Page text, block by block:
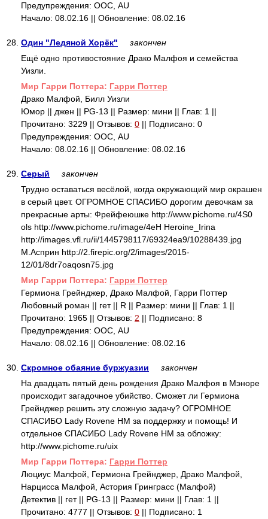
Предупреждения: ООС, AU
Начало: 08.02.16 || Обновление: 08.02.16
28. Один "Ледяной Хорёк"
закончен
Ещё одно противостояние Драко Малфоя и семейства
Уизли.
Mир Гарри Поттера: Гарри Поттер
Драко Малфой, Билл Уизли
Юмор || джен || PG-13 || Размер: мини || Глав: 1 ||
Прочитано: 3229 || Отзывов: 0 || Подписано: 0
Предупреждения: ООС, AU
Начало: 08.02.16 || Обновление: 08.02.16
29. Серый
закончен
Трудно оставаться весёлой, когда окружающий мир окрашен
в серый цвет. ОГРОМНОЕ СПАСИБО дорогим девочкам за
прекрасные арты: Фрейфеюшке http://www.pichome.ru/4S0
ols http://www.pichome.ru/image/4eH Heroine_Irina
http://images.vfl.ru/ii/1445798117/69324ea9/10288439.jpg
М.Асприн http://2.firepic.org/2/images/2015-
12/01/8dr7oaqosn75.jpg
Mир Гарри Поттера: Гарри Поттер
Гермиона Грейнджер, Драко Малфой, Гарри Поттер
Любовный роман || гет || R || Размер: мини || Глав: 1 ||
Прочитано: 1965 || Отзывов: 2 || Подписано: 8
Предупреждения: ООС, AU
Начало: 08.02.16 || Обновление: 08.02.16
30. Скромное обаяние буржуазии
закончен
На двадцать пятый день рождения Драко Малфоя в Мэноре
происходит загадочное убийство. Сможет ли Гермиона
Грейнджер решить эту сложную задачу? ОГРОМНОЕ
СПАСИБО Lady Rovenе HM за поддержку и помощь! И
отдельное СПАСИБО Lady Rovenе HM за обложку:
http://www.pichome.ru/uix
Mир Гарри Поттера: Гарри Поттер
Люциус Малфой, Гермиона Грейнджер, Драко Малфой,
Нарцисса Малфой, Астория Гринграсс (Малфой)
Детектив || гет || PG-13 || Размер: мини || Глав: 1 ||
Прочитано: 4777 || Отзывов: 0 || Подписано: 1